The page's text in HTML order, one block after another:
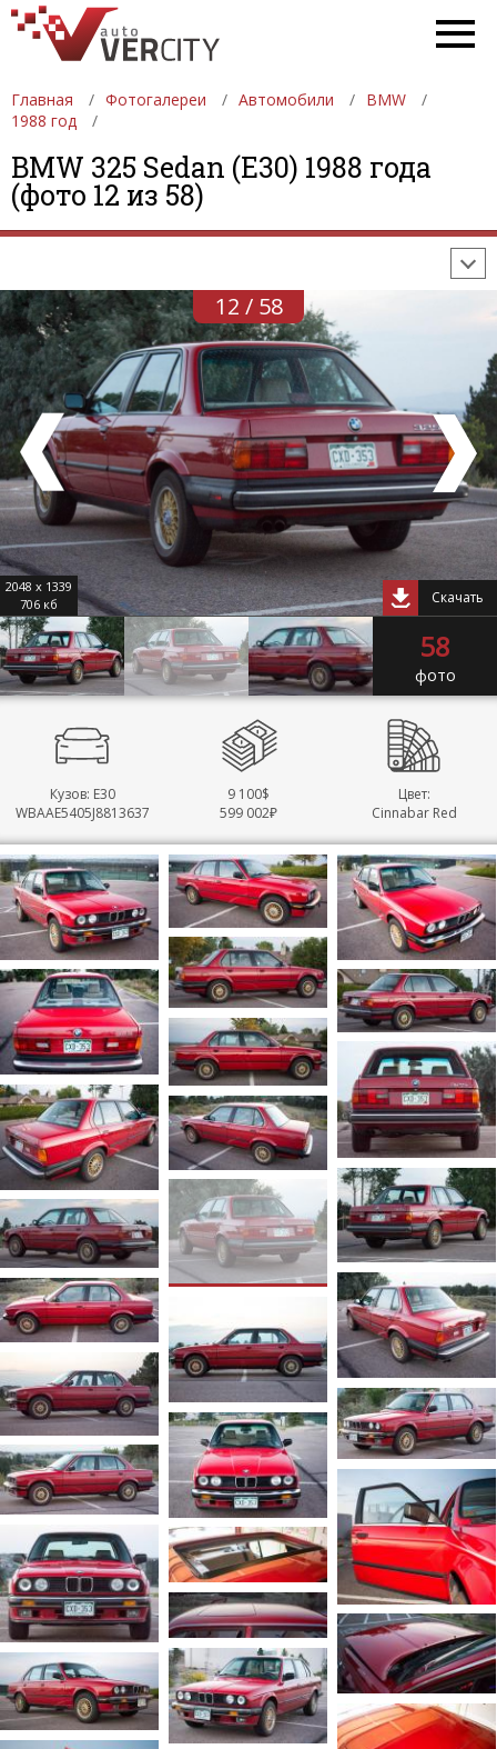
Главная Фотогалереи Автомобили
BMW
1988 год
BMW 325 Sedan (E30) 1988 года
(фото 12 из 58)
ФОТОГАЛЕРЕИ АВТОМОБИЛИ
ДЕВУШКИ
АВТОСАЛОНЫ
ФОРМУЛА-1
12 / 58
2048 x 1339
706 кб
Скачать
58
фото
Кузов: E30
WBAAE5405J8813637
9 100$
599 002₽
Цвет:
Cinnabar Red